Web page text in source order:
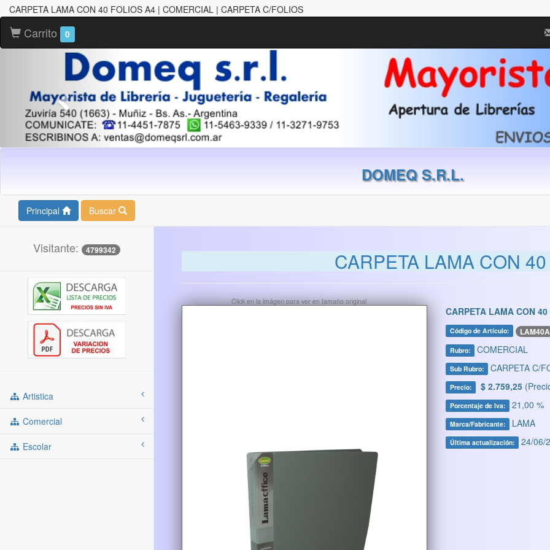
CARPETA LAMA CON 40 FOLIOS A4 | COMERCIAL | CARPETA C/FOLIOS
Carrito 0
DOMEQ S.R.L.
Principal Buscar
Visitante: 4799342
Artistica
Comercial
Escolar
CARPETA LAMA CON
Click en la imágen para ver en tamaño original
CARPETA LAMA CON
Código de Artículo: LAM40A
Rubro: COMERCIAL
Sub Rubro: CARPETA C/
Precio: $ 2.759,25
Porcentaje de Iva: 21,00 %
Marca/Fabricante: LAMA
Última actualización: 24/06/